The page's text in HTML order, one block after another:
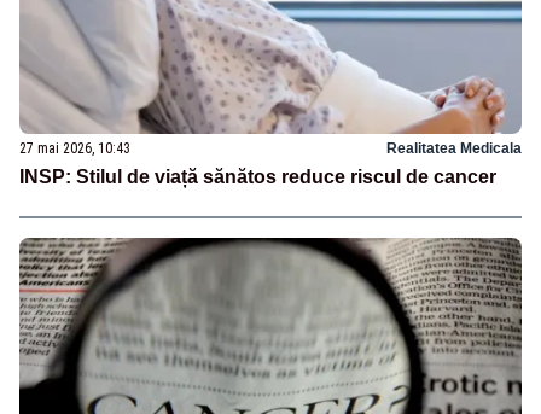
27 mai 2026, 10:43 Realitatea Medicala
INSP: Stilul de viață sănătos reduce riscul de cancer